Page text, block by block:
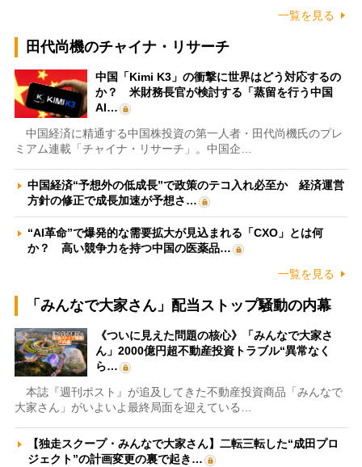
一覧を見る
田代尚機のチャイナ・リサーチ
中国「Kimi K3」の衝撃に世界はどう対応するの
か？ 米財務長官が検討する「蒸留を行う中国
AI…
中国経済に精通する中国株投資の第一人者・田代尚機氏のプレ
ミアム連載「チャイナ・リサーチ」。中国企…
中国経済“予想外の低成長”で政策のテコ入れ必至か 経済運営
方針の修正で成長加速が予想さ…
“AI革命”で爆発的な需要拡大が見込まれる「CXO」とは何
か？ 高い競争力を持つ中国の医薬品…
一覧を見る
「みんなで大家さん」配当ストップ騒動の内幕
《ついに見えた問題の核心》「みんなで大家さ
ん」2000億円超不動産投資トラブル“異常なく
ら…
本誌『週刊ポスト』が追及してきた不動産投資商品「みんなで
大家さん」がいよいよ最終局面を迎えている…
【独走スクープ・みんなで大家さん】二転三転した“成田プロ
ジェクト”の計画変更の裏で起き…